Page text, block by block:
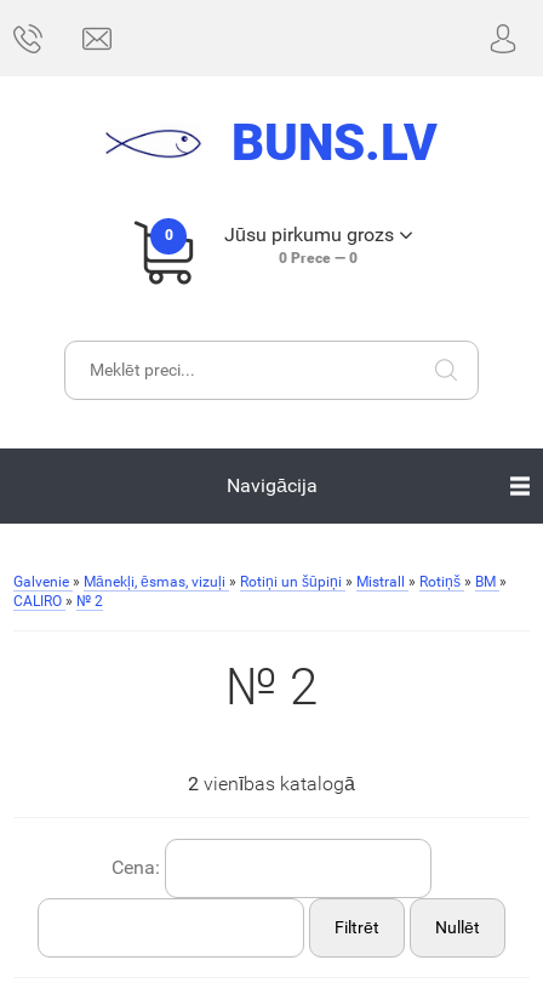
BUNS.LV
0 Jūsu pirkumu grozs
0Prece — 0
Navigācija
Galvenie » Mānekļi, ēsmas, vizuļi » Rotiņi un šūpiņi » Mistrall » Rotiņš » BM »
CALIRO » № 2
№ 2
2 vienības katalogā
Cena:
Filtrēt Nullēt